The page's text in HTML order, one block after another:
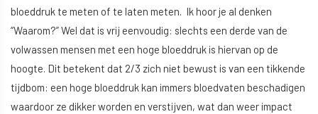
bloeddruk te meten of te laten meten. Ik hoor je al denken
“Waarom?” Wel dat is vrij eenvoudig: slechts een derde van de
volwassen mensen met een hoge bloeddruk is hiervan op de
hoogte. Dit betekent dat 2/3 zich niet bewust is van een tikkende
tijdbom: een hoge bloeddruk kan immers bloedvaten beschadigen
waardoor ze dikker worden en verstijven, wat dan weer impact